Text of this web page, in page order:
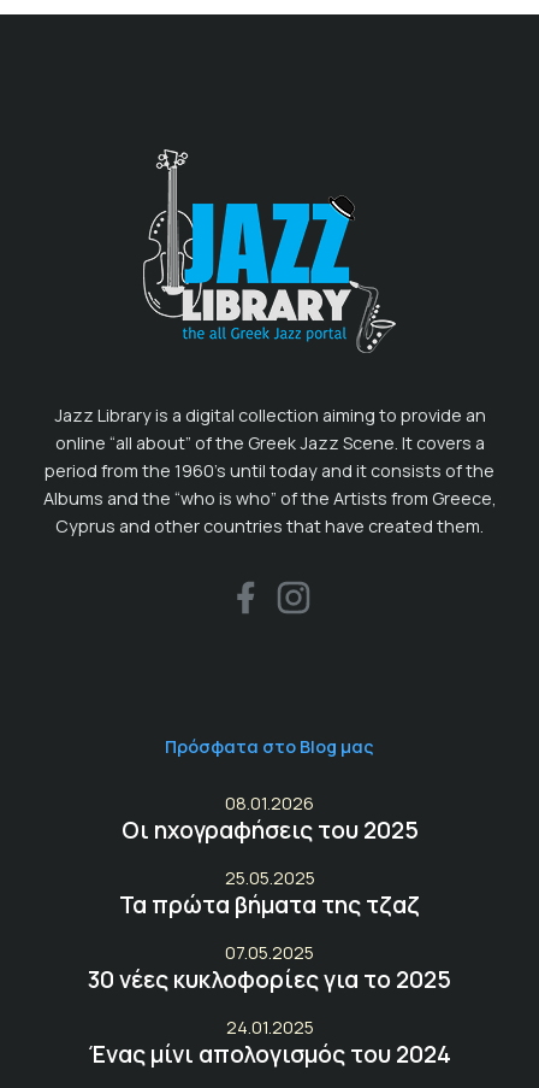
Jazz Library is a digital collection aiming to provide an
online “all about” of the Greek Jazz Scene. It covers a
period from the 1960’s until today and it consists of the
Albums and the “who is who” of the Artists from Greece,
Cyprus and other countries that have created them.
Πρόσφατα στο Blog μας
08.01.2026
Οι ηχογραφήσεις του 2025
25.05.2025
Τα πρώτα βήματα της τζαζ
07.05.2025
30 νέες κυκλοφορίες για το 2025
24.01.2025
Ένας μίνι απολογισμός του 2024